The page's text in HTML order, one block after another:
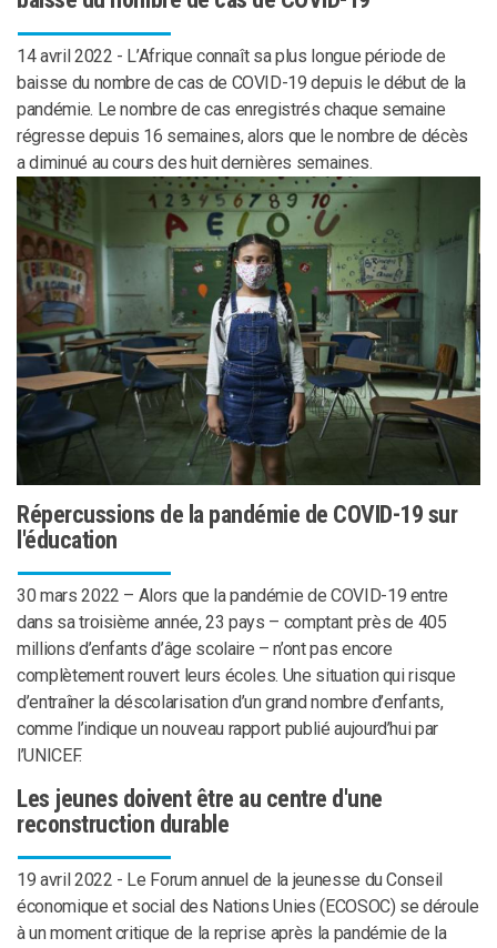
14 avril 2022 - L’Afrique connaît sa plus longue période de
baisse du nombre de cas de COVID-19 depuis le début de la
pandémie. Le nombre de cas enregistrés chaque semaine
régresse depuis 16 semaines, alors que le nombre de décès
a diminué au cours des huit dernières semaines.
Répercussions de la pandémie de COVID-19 sur
l'éducation
30 mars 2022 – Alors que la pandémie de COVID-19 entre
dans sa troisième année, 23 pays – comptant près de 405
millions d’enfants d’âge scolaire – n’ont pas encore
complètement rouvert leurs écoles. Une situation qui risque
d’entraîner la déscolarisation d’un grand nombre d’enfants,
comme l’indique un nouveau rapport publié aujourd’hui par
l’UNICEF.
Les jeunes doivent être au centre d'une
reconstruction durable
19 avril 2022 - Le Forum annuel de la jeunesse du Conseil
économique et social des Nations Unies (ECOSOC) se déroule
à un moment critique de la reprise après la pandémie de la